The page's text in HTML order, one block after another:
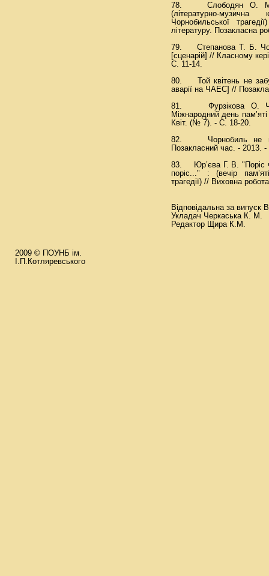
78. Слободян О. М.
(літературно-
Чорнобильської
літературу. Позакласна
79. Степанова Т. Б.
[сценарій] // Класному
С. 11-14.
80. Той квітень не
аварії на ЧАЕС] //
81. Фурзікова О.
Міжнародний день
Квіт. (№ 7). - С. 18-20.
82. Чорнобиль не
Позакласний час. -
83. Юр’єва Г. В. "Поріс
поріс..." : (вечір
трагедії) // Виховна
Відповідальна за випуск
Укладач Черкаська К. М.
Редактор Щира К.М.
2009 © ПОУНБ ім.
І.П.Котляревського